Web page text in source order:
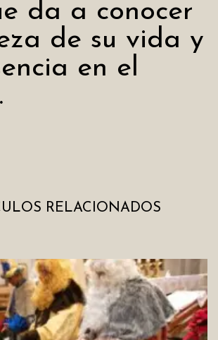
da a conocer
de su vida y
en el
RELACIONADOS